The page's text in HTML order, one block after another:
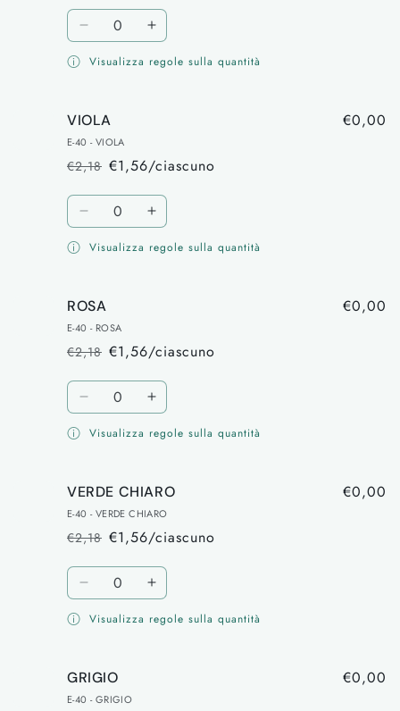
di
listino
scontato
Quantità
Diminuisci
per
Aumenta
per
Visualizza regole sulla quantità
VIOLA
E-40 - VIOLA
Prezzo
di
listino
€2,18
Prezzo
scontato
€1,56/ciascuno
€0,00
Quantità
Diminuisci
per
Aumenta
per
Visualizza regole sulla quantità
ROSA
E-40 - ROSA
Prezzo
di
listino
€2,18
Prezzo
scontato
€1,56/ciascuno
€0,00
Quantità
Diminuisci
per
Aumenta
per
Visualizza regole sulla quantità
VERDE CHIARO
E-40 - VERDE CHIARO
Prezzo
di
listino
€2,18
Prezzo
scontato
€1,56/ciascuno
€0,00
Quantità
Diminuisci
per
Aumenta
per
Visualizza regole sulla quantità
GRIGIO
E-40 - GRIGIO
€0,00